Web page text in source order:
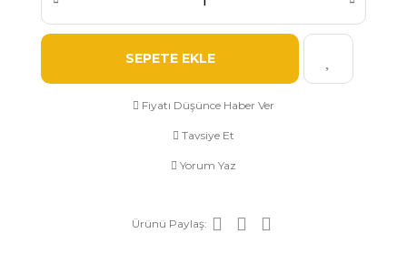
SEPETE EKLE
Fiyatı Düşünce Haber Ver
Tavsiye Et
Yorum Yaz
Ürünü Paylaş: